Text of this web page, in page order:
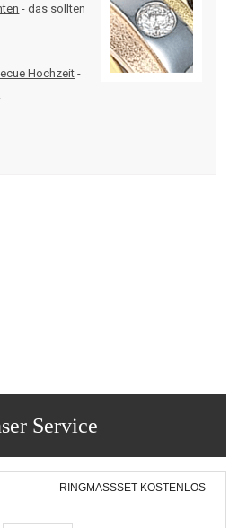
- das sollten
Hochzeit -
Service
RINGMASSSET KOSTENLOS